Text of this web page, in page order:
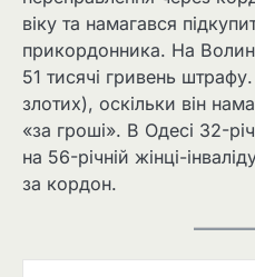
віку та намагався
прикордонника. На
51 тисячі гривень
злотих), оскільки він
«за гроші». В Одесі 32-
на 56-річній жінці-
за кордон.